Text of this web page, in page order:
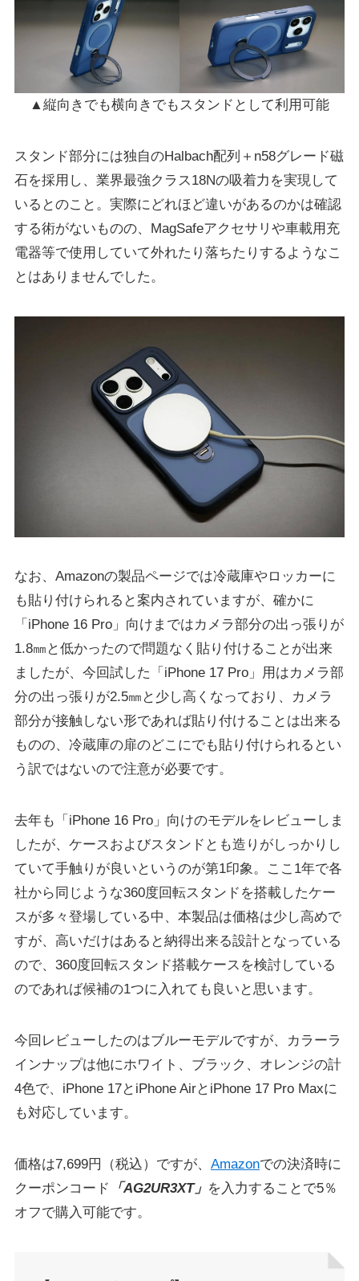
▲縦向きでも横向きでもスタンドとして利用可能
スタンド部分には独自のHalbach配列＋n58グレード磁
石を採用し、業界最強クラス18Nの吸着力を実現して
いるとのこと。実際にどれほど違いがあるのかは確認
する術がないものの、MagSafeアクセサリや車載用充
電器等で使用していて外れたり落ちたりするようなこ
とはありませんでした。
なお、Amazonの製品ページでは冷蔵庫やロッカーに
も貼り付けられると案内されていますが、確かに
「iPhone 16 Pro」向けまではカメラ部分の出っ張りが
1.8㎜と低かったので問題なく貼り付けることが出来
ましたが、今回試した「iPhone 17 Pro」用はカメラ部
分の出っ張りが2.5㎜と少し高くなっており、カメラ
部分が接触しない形であれば貼り付けることは出来る
ものの、冷蔵庫の扉のどこにでも貼り付けられるとい
う訳ではないので注意が必要です。
去年も「iPhone 16 Pro」向けのモデルをレビューしま
したが、ケースおよびスタンドとも造りがしっかりし
ていて手触りが良いというのが第1印象。ここ1年で各
社から同じような360度回転スタンドを搭載したケー
スが多々登場している中、本製品は価格は少し高めで
すが、高いだけはあると納得出来る設計となっている
ので、360度回転スタンド搭載ケースを検討している
のであれば候補の1つに入れても良いと思います。
今回レビューしたのはブルーモデルですが、カラーラ
インナップは他にホワイト、ブラック、オレンジの計
4色で、iPhone 17とiPhone AirとiPhone 17 Pro Maxに
も対応しています。
価格は7,699円（税込）ですが、 Amazonでの決済時に
クーポンコード
「AG2UR3XT」 を入力することで5％
オフで購入可能です。